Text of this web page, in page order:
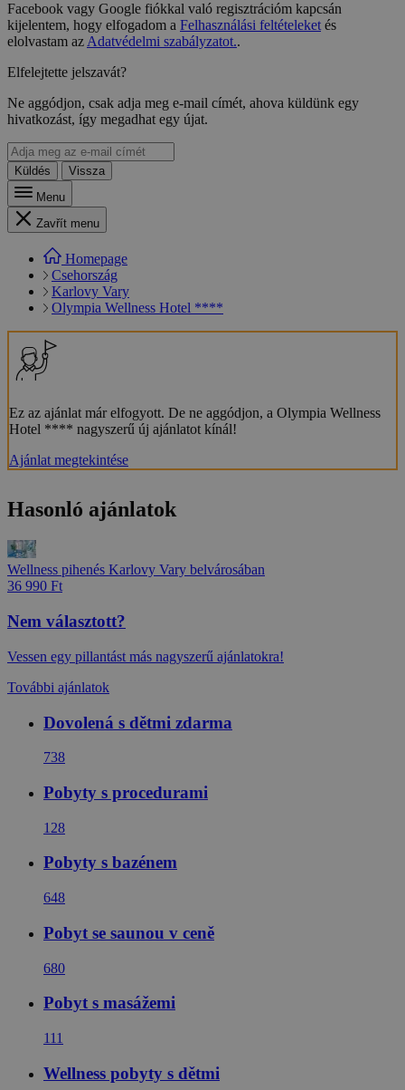
Facebook vagy Google fiókkal való regisztrációm kapcsán
kijelentem, hogy elfogadom a Felhasználási feltételeketés
elolvastam azAdatvédelmi szabályzatot..
Elfelejtette jelszavát?
Ne aggódjon, csak adja meg e-mail címét, ahova küldünk egy
hivatkozást, így megadhat egy újat.
Küldés
Vissza
Menu
Zavřít menu
Homepage
Csehország
Karlovy Vary
Olympia Wellness Hotel ****
Ez az ajánlat már elfogyott. De ne aggódjon, a Olympia Wellness
Hotel **** nagyszerű új ajánlatot kínál!
Ajánlat megtekintése
Hasonló ajánlatok
Wellness pihenés Karlovy Vary belvárosában
36 990 Ft
Nem választott?
Vessen egy pillantást más nagyszerű ajánlatokra!
További ajánlatok
Dovolená s dětmi zdarma
738
Pobyty s procedurami
128
Pobyty s bazénem
648
Pobyt se saunou v ceně
680
Pobyt s masážemi
111
Wellness pobyty s dětmi